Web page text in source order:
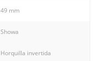
49 mm
Showa
Horquilla invertida